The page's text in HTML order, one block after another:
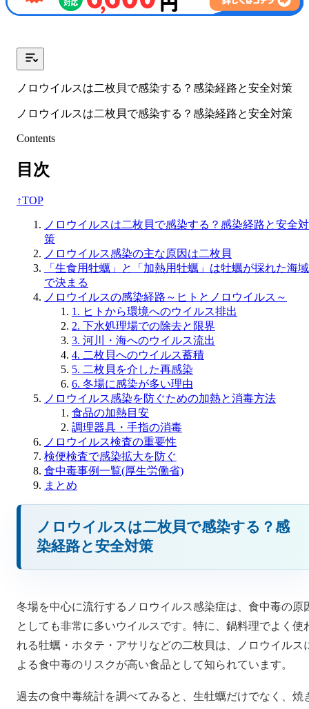
ノロウイルスは二枚貝で感染する？感染経路と安全対策
ノロウイルスは二枚貝で感染する？感染経路と安全対策
Contents
目次
↑TOP
ノロウイルスは二枚貝で感染する？感染経路と安全対
策
ノロウイルス感染の主な原因は二枚貝
「生食用牡蠣」と「加熱用牡蠣」は牡蠣が採れた海域
で決まる
ノロウイルスの感染経路～ヒトとノロウイルス～
1. ヒトから環境へのウイルス排出
2. 下水処理場での除去と限界
3. 河川・海へのウイルス流出
4. 二枚貝へのウイルス蓄積
5. 二枚貝を介した再感染
6. 冬場に感染が多い理由
ノロウイルス感染を防ぐための加熱と消毒方法
食品の加熱目安
調理器具・手指の消毒
ノロウイルス検査の重要性
検便検査で感染拡大を防ぐ
食中毒事例一覧(厚生労働省)
まとめ
ノロウイルスは二枚貝で感染する？感
染経路と安全対策
冬場を中心に流行するノロウイルス感染症は、食中毒の原
としても非常に多いウイルスです。特に、鍋料理でよく使
れる牡蠣・ホタテ・アサリなどの二枚貝は、ノロウイルス
よる食中毒のリスクが高い食品として知られています。
過去の食中毒統計を調べてみると、生牡蠣だけでなく、焼